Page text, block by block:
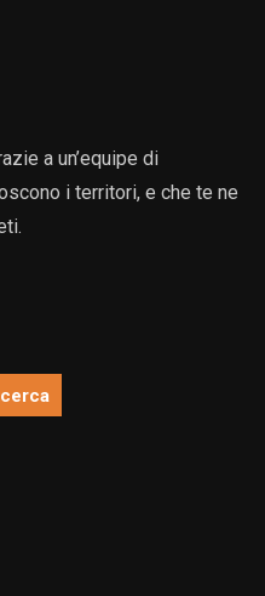
a un’equipe di
i territori, e che te ne